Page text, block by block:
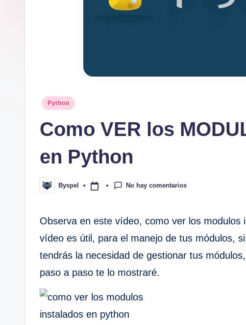
Publicado
Python
Como VER los
en Python
Publicado
por
Byspel No hay comentarios
Observa en este vídeo, como ver los modulos
vídeo es útil, para el manejo de tus módulos,
tendrás la necesidad de gestionar tus
paso a paso te lo mostraré.